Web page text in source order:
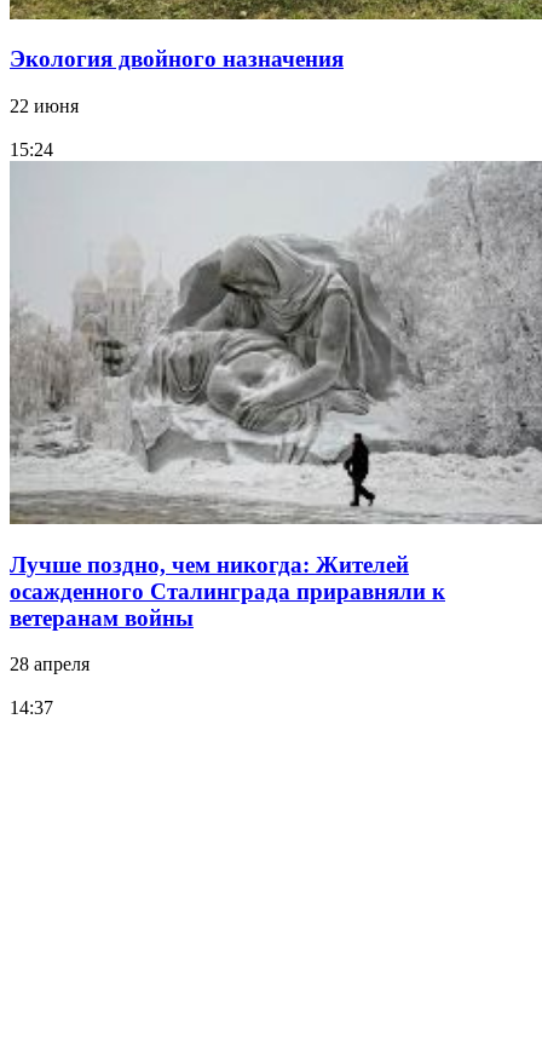
Экология двойного назначения
22 июня
15:24
Лучше поздно, чем никогда: Жителей
осажденного Сталинграда приравняли к
ветеранам войны
28 апреля
14:37